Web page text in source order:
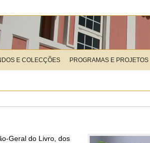
E COLECÇÕES PROGRAMAS E PROJETOS
Geral do Livro, dos